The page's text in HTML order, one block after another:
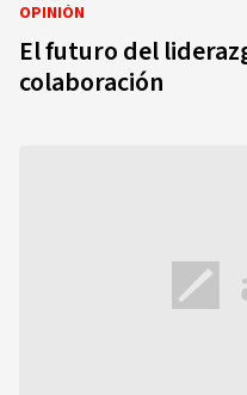
OPINIÓN
El futuro del
colaboración